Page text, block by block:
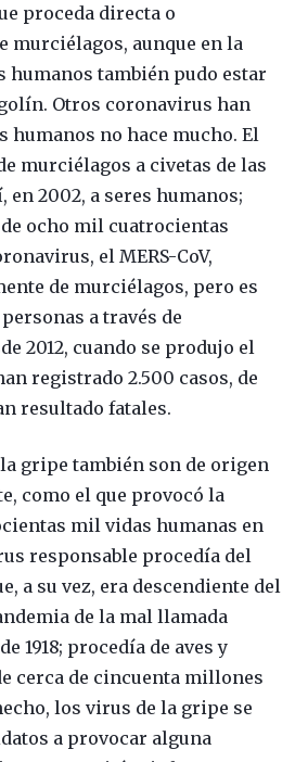
proceda directa o
murciélagos, aunque en la
humanos también pudo estar
Otros coronavirus han
humanos no hace mucho. El
de murciélagos a civetas de las
en 2002, a seres humanos;
ocho mil cuatrocientas
el MERS-CoV,
de murciélagos, pero es
a través de
2012, cuando se produjo el
registrado 2.500 casos, de
resultado fatales.
gripe también son de origen
como el que provocó la
mil vidas humanas en
responsable procedía del
a su vez, era descendiente del
de la mal llamada
1918; procedía de aves y
cerca de cincuenta millones
los virus de la gripe se
a provocar alguna